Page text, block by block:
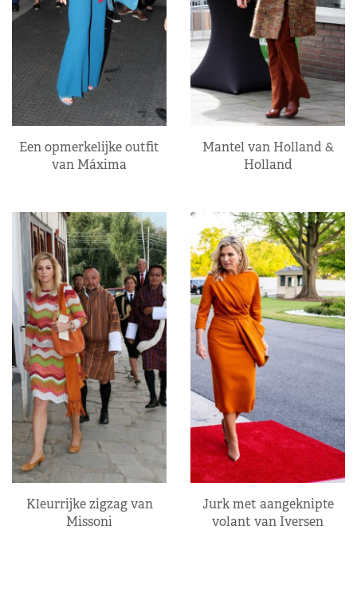
Een opmerkelijke outfit
van Máxima
Mantel van Holland &
Holland
Kleurrijke zigzag van
Missoni
Jurk met aangeknipte
volant van Iversen